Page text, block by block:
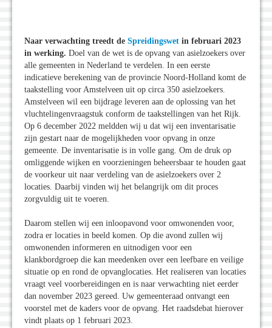
Naar verwachting treedt de Spreidingswet in februari 2023
in werking. Doel van de wet is de opvang van asielzoekers over
alle gemeenten in Nederland te verdelen. In een eerste
indicatieve berekening van de provincie Noord-Holland komt de
taakstelling voor Amstelveen uit op circa 350 asielzoekers.
Amstelveen wil een bijdrage leveren aan de oplossing van het
vluchtelingenvraagstuk conform de taakstellingen van het Rijk.
Op 6 december 2022 meldden wij u dat wij een inventarisatie
zijn gestart naar de mogelijkheden voor opvang in onze
gemeente. De inventarisatie is in volle gang. Om de druk op
omliggende wijken en voorzieningen beheersbaar te houden gaat
de voorkeur uit naar verdeling van de asielzoekers over 2
locaties. Daarbij vinden wij het belangrijk om dit proces
zorgvuldig uit te voeren.
Daarom stellen wij een inloopavond voor omwonenden voor,
zodra er locaties in beeld komen. Op die avond zullen wij
omwonenden informeren en uitnodigen voor een
klankbordgroep die kan meedenken over een leefbare en veilige
situatie op en rond de opvanglocaties. Het realiseren van locaties
vraagt veel voorbereidingen en is naar verwachting niet eerder
dan november 2023 gereed. Uw gemeenteraad ontvangt een
voorstel met de kaders voor de opvang. Het raadsdebat hierover
vindt plaats op 1 februari 2023.